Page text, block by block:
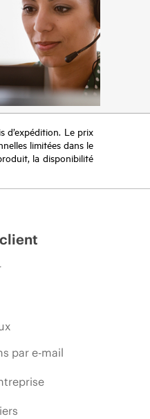
d’expédition. Le prix
limitées dans le
la disponibilité
par e-mail